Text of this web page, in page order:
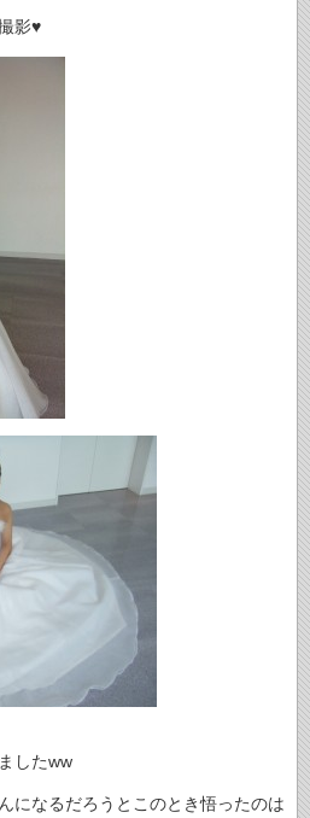
影♥
したww
になるだろうとこのとき悟ったのは